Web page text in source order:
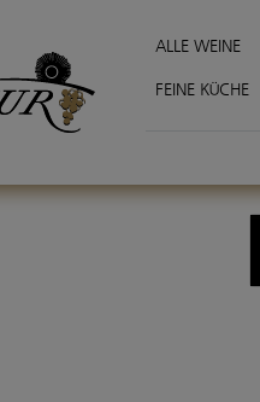
ALLE WEINE
FEINE KÜCHE